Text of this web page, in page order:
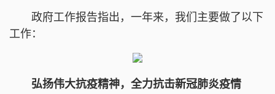
政府工作报告指出，一年来，我们主要做了以下
工作：
弘扬伟大抗疫精神，全力抗击新冠肺炎疫情